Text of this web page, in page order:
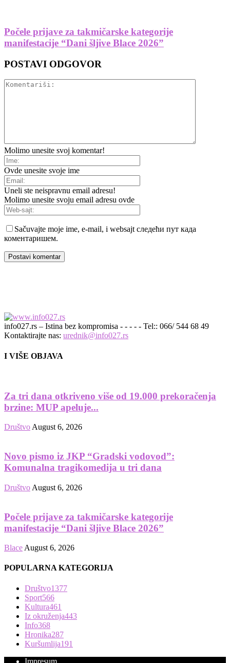
Počele prijave za takmičarske kategorije
manifestacije “Dani šljive Blace 2026”
POSTAVI ODGOVOR
Molimo unesite svoj komentar!
Ovde unesite svoje ime
Uneli ste neispravnu email adresu!
Molimo unesite svoju email adresu ovde
Sačuvajte moje ime, e-mail, i websajt следећи пут када
коментаришем.
info027.rs – Istina bez kompromisa - - - - - Tel:: 066/ 544 68 49
Kontaktirajte nas: urednik@info027.rs
I VIŠE OBJAVA
Za tri dana otkriveno više od 19.000 prekoračenja
brzine: MUP apeluje...
Društvo August 6, 2026
Novo pismo iz JKP “Gradski vodovod”:
Komunalna tragikomedija u tri dana
Društvo August 6, 2026
Počele prijave za takmičarske kategorije
manifestacije “Dani šljive Blace 2026”
Blace August 6, 2026
POPULARNA KATEGORIJA
Društvo1377
Sport566
Kultura461
Iz okruženja443
Info368
Hronika287
Kuršumlija191
Impresum